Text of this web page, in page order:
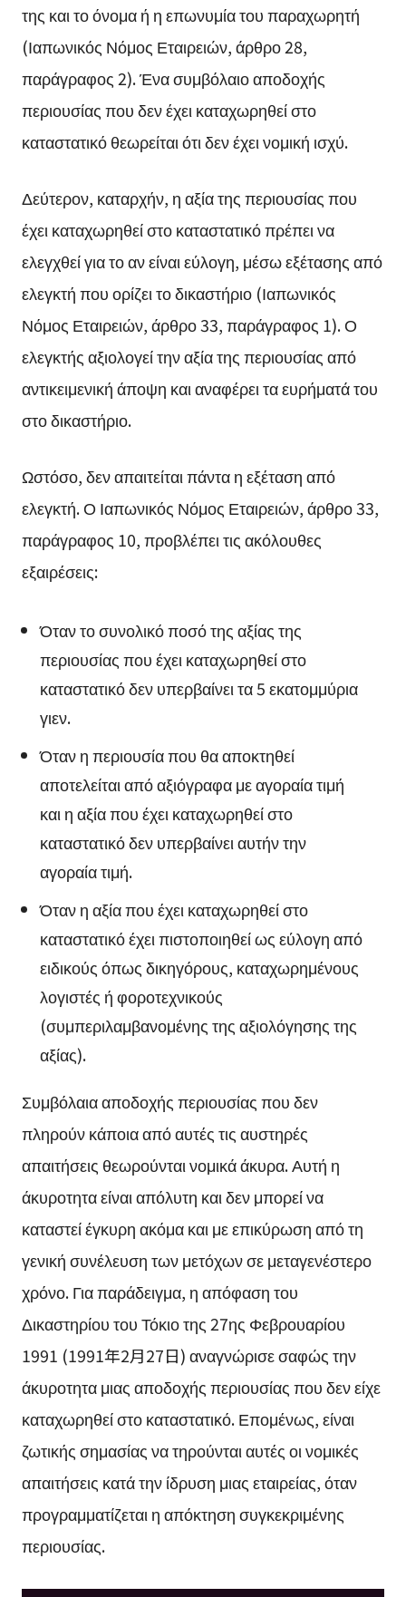
της και το όνομα ή η επωνυμία του παραχωρητή
(Ιαπωνικός Νόμος Εταιρειών, άρθρο 28,
παράγραφος 2). Ένα συμβόλαιο αποδοχής
περιουσίας που δεν έχει καταχωρηθεί στο
καταστατικό θεωρείται ότι δεν έχει νομική ισχύ.
Δεύτερον, καταρχήν, η αξία της περιουσίας που
έχει καταχωρηθεί στο καταστατικό πρέπει να
ελεγχθεί για το αν είναι εύλογη, μέσω εξέτασης από
ελεγκτή που ορίζει το δικαστήριο (Ιαπωνικός
Νόμος Εταιρειών, άρθρο 33, παράγραφος 1). Ο
ελεγκτής αξιολογεί την αξία της περιουσίας από
αντικειμενική άποψη και αναφέρει τα ευρήματά του
στο δικαστήριο.
Ωστόσο, δεν απαιτείται πάντα η εξέταση από
ελεγκτή. Ο Ιαπωνικός Νόμος Εταιρειών, άρθρο 33,
παράγραφος 10, προβλέπει τις ακόλουθες
εξαιρέσεις:
Όταν το συνολικό ποσό της αξίας της
περιουσίας που έχει καταχωρηθεί στο
καταστατικό δεν υπερβαίνει τα 5 εκατομμύρια
γιεν.
Όταν η περιουσία που θα αποκτηθεί
αποτελείται από αξιόγραφα με αγοραία τιμή
και η αξία που έχει καταχωρηθεί στο
καταστατικό δεν υπερβαίνει αυτήν την
αγοραία τιμή.
Όταν η αξία που έχει καταχωρηθεί στο
καταστατικό έχει πιστοποιηθεί ως εύλογη από
ειδικούς όπως δικηγόρους, καταχωρημένους
λογιστές ή φοροτεχνικούς
(συμπεριλαμβανομένης της αξιολόγησης της
αξίας).
Συμβόλαια αποδοχής περιουσίας που δεν
πληρούν κάποια από αυτές τις αυστηρές
απαιτήσεις θεωρούνται νομικά άκυρα. Αυτή η
άκυροτητα είναι απόλυτη και δεν μπορεί να
καταστεί έγκυρη ακόμα και με επικύρωση από τη
γενική συνέλευση των μετόχων σε μεταγενέστερο
χρόνο. Για παράδειγμα, η απόφαση του
Δικαστηρίου του Τόκιο της 27ης Φεβρουαρίου
1991 (1991年2月27日) αναγνώρισε σαφώς την
άκυροτητα μιας αποδοχής περιουσίας που δεν είχε
καταχωρηθεί στο καταστατικό. Επομένως, είναι
ζωτικής σημασίας να τηρούνται αυτές οι νομικές
απαιτήσεις κατά την ίδρυση μιας εταιρείας, όταν
προγραμματίζεται η απόκτηση συγκεκριμένης
περιουσίας.